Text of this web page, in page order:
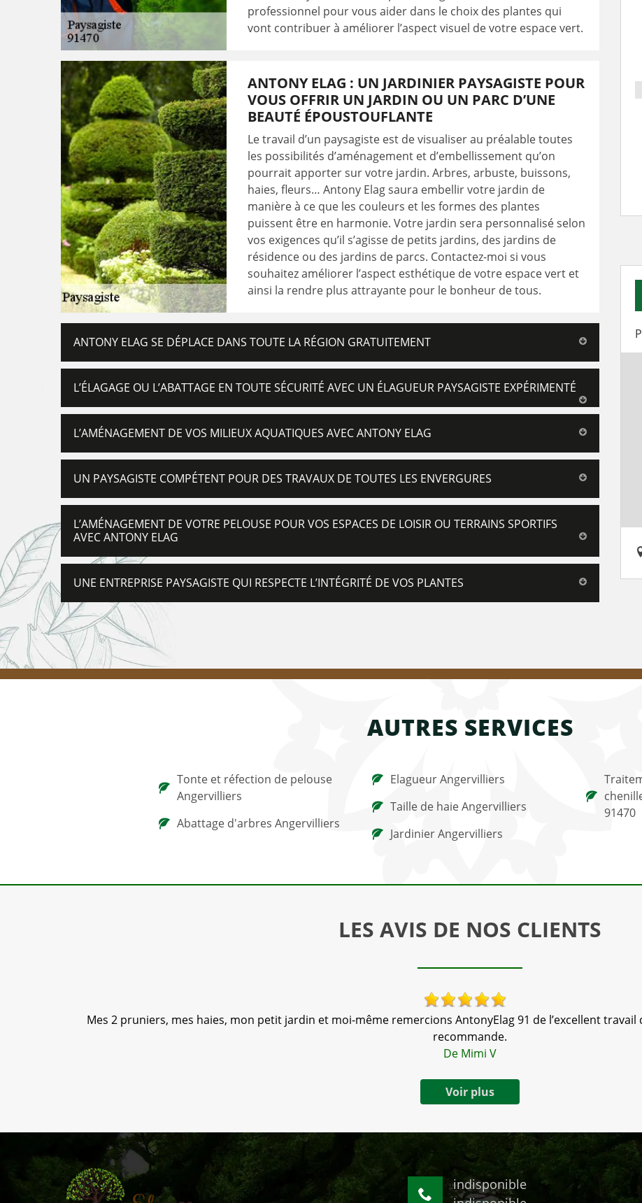
professionnel pour vous aider dans le choix des plantes qui
vont contribuer à améliorer l’aspect visuel de votre espace vert.
ANTONY ELAG : UN JARDINIER PAYSAGISTE POUR
VOUS OFFRIR UN JARDIN OU UN PARC D’UNE
BEAUTÉ ÉPOUSTOUFLANTE
Le travail d’un paysagiste est de visualiser au préalable toutes
les possibilités d’aménagement et d’embellissement qu’on
pourrait apporter sur votre jardin. Arbres, arbuste, buissons,
haies, fleurs… Antony Elag saura embellir votre jardin de
manière à ce que les couleurs et les formes des plantes
puissent être en harmonie. Votre jardin sera personnalisé selon
vos exigences qu’il s’agisse de petits jardins, des jardins de
résidence ou des jardins de parcs. Contactez-moi si vous
souhaitez améliorer l’aspect esthétique de votre espace vert et
ainsi la rendre plus attrayante pour le bonheur de tous.
ANTONY ELAG SE DÉPLACE DANS TOUTE LA RÉGION GRATUITEMENT
L’ÉLAGAGE OU L’ABATTAGE EN TOUTE SÉCURITÉ AVEC UN ÉLAGUEUR PAYSAGISTE EXPÉRIMENTÉ
L’AMÉNAGEMENT DE VOS MILIEUX AQUATIQUES AVEC ANTONY ELAG
UN PAYSAGISTE COMPÉTENT POUR DES TRAVAUX DE TOUTES LES ENVERGURES
L’AMÉNAGEMENT DE VOTRE PELOUSE POUR VOS ESPACES DE LOISIR OU TERRAINS SPORTIFS
AVEC ANTONY ELAG
UNE ENTREPRISE PAYSAGISTE QUI RESPECTE L’INTÉGRITÉ DE VOS PLANTES
AUTRES SERVICES
Tonte et réfection de pelouse
Angervilliers
Abattage d'arbres Angervilliers
Elagueur Angervilliers
Taille de haie Angervilliers
Jardinier Angervilliers
91470
LES AVIS DE NOS CLIENTS
Mes 2 pruniers, mes haies, mon petit jardin et moi-même remercions AntonyElag 91 de l’excellent travail
recommande.
De Mimi V
Voir plus
indisponible